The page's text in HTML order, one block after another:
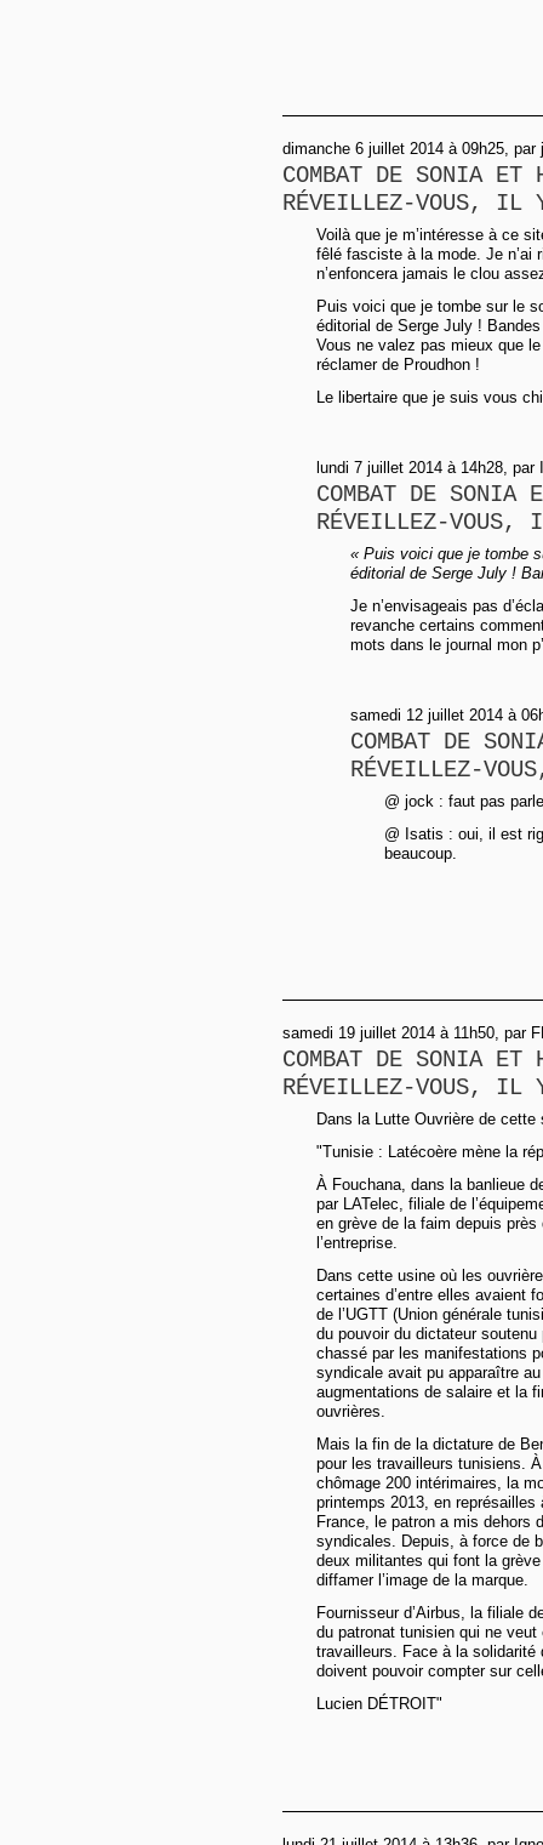
dimanche 6 juillet 2014 à 09h25, par
COMBAT DE SONIA ET
RÉVEILLEZ-VOUS,
Voilà que je m’intéresse à ce
fêlé fasciste à la mode. Je n’ai
n’enfoncera jamais le clou
Puis voici que je tombe sur le
éditorial de Serge July !
Vous ne valez pas mieux que
réclamer de Proudhon !
Le libertaire que je suis vous
lundi 7 juillet 2014 à 14h28, par
COMBAT DE SONIA
RÉVEILLEZ-
« Puis voici que je tombe
éditorial de Serge July !
Je n’envisageais pas
revanche certains
mots dans le journal mon
samedi 12 juillet 2014 à
COMBAT DE
RÉVEILLEZ-
@ jock : faut pas
@ Isatis : oui, il est
beaucoup.
samedi 19 juillet 2014 à 11h50, par
COMBAT DE SONIA ET
RÉVEILLEZ-VOUS,
Dans la Lutte Ouvrière de cette
"Tunisie : Latécoère mène la
À Fouchana, dans la banlieue
par LATelec, filiale de
en grève de la faim depuis près
l’entreprise.
Dans cette usine où les
certaines d’entre elles avaient
de l’UGTT (Union générale
du pouvoir du dictateur
chassé par les manifestations
syndicale avait pu apparaître
augmentations de salaire et la
ouvrières.
Mais la fin de la dictature de
pour les travailleurs tunisiens.
chômage 200 intérimaires, la
printemps 2013, en représailles
France, le patron a mis dehors
syndicales. Depuis, à force de
deux militantes qui font la
diffamer l’image de la marque.
Fournisseur d’Airbus, la filiale
du patronat tunisien qui ne veut
travailleurs. Face à la solidarité
doivent pouvoir compter sur
Lucien DÉTROIT"